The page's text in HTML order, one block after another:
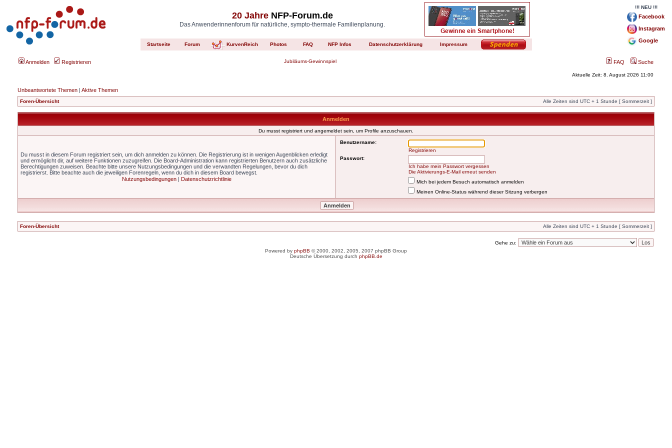
20 JahreNFP-Forum.de
Das Anwenderinnenforum für natürliche, sympto-thermale Familienplanung.
Startseite Forum KurvenReich Photos FAQ NFP Infos Datenschutzerklärung Impressum
!!! NEU !!!
Facebook
Instagram
Google
Anmelden Registrieren Jubiläums-Gewinnspiel FAQ Suche
Aktuelle Zeit: 8. August 2026 11:00
Unbeantwortete Themen | Aktive Themen
Foren-Übersicht Alle Zeiten sind UTC + 1 Stunde [ Sommerzeit ]
Anmelden
Du musst registriert und angemeldet sein, um Profile anzuschauen.
Du musst in diesem Forum registriert sein, um dich anmelden zu können. Die Registrierung ist in wenigen Augenblicken erledigt
und ermöglicht dir, auf weitere Funktionen zuzugreifen. Die Board-Administration kann registrierten Benutzern auch zusätzliche
Berechtigungen zuweisen. Beachte bitte unsere Nutzungsbedingungen und die verwandten Regelungen, bevor du dich
registrierst. Bitte beachte auch die jeweiligen Forenregeln, wenn du dich in diesem Board bewegst.
Nutzungsbedingungen | Datenschutzrichtlinie
Benutzername:
Registrieren
Passwort:
Ich habe mein Passwort vergessen
Die Aktivierungs-E-Mail erneut senden
Mich bei jedem Besuch automatisch anmelden
Meinen Online-Status während dieser Sitzung verbergen
Foren-Übersicht Alle Zeiten sind UTC + 1 Stunde [ Sommerzeit ]
Gehe zu:
Powered by phpBB © 2000, 2002, 2005, 2007 phpBB Group
Deutsche Übersetzung durch phpBB.de